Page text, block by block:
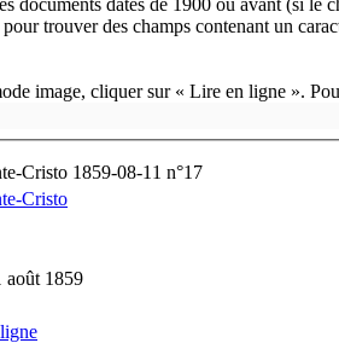
image, cliquer sur « Lire en ligne ».
Cristo 1859-08-11 n°17
Cristo
août 1859